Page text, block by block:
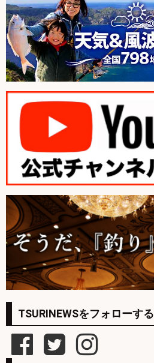
TSURINEWSをフォローする